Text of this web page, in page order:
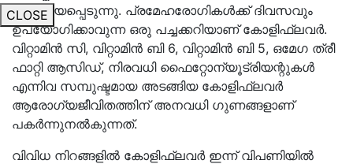
CLOSE
എന്നറിയപ്പെടുന്നു. പ്രമേഹരോഗികൾക്ക് ദിവസവും
ഉപയോഗിക്കാവുന്ന ഒരു പച്ചക്കറിയാണ് കോളിഫ്ലവർ.
വിറ്റാമിൻ സി, വിറ്റാമിൻ ബി 6, വിറ്റാമിൻ ബി 5, ഒമേഗ ത്രീ
ഫാറ്റി ആസിഡ്, നിരവധി ഫൈറ്റോന്യൂട്രിയന്റുകൾ
എന്നിവ സമ്പുഷ്ടമായ അടങ്ങിയ കോളിഫ്ലവർ
ആരോഗ്യജീവിതത്തിന് അനവധി ഗുണങ്ങളാണ്
പകർന്നുനൽകുന്നത്.
വിവിധ നിറങ്ങളിൽ കോളിഫ്ലവർ ഇന്ന് വിപണിയിൽ